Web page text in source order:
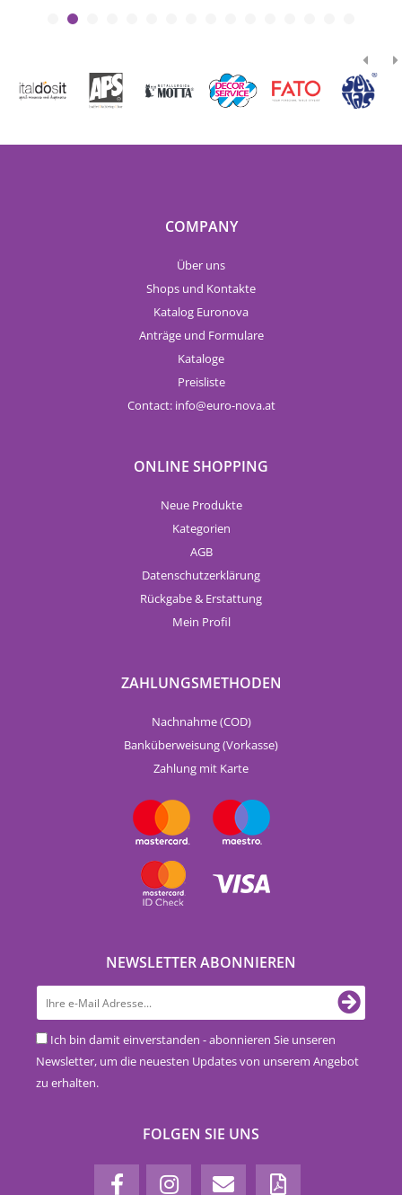
COMPANY
Über uns
Shops und Kontakte
Katalog Euronova
Anträge und Formulare
Kataloge
Preisliste
Contact: info euro-nova.at
ONLINE SHOPPING
Neue Produkte
Kategorien
AGB
Datenschutzerklärung
Rückgabe & Erstattung
Mein Profil
ZAHLUNGSMETHODEN
Nachnahme (COD)
Banküberweisung (Vorkasse)
Zahlung mit Karte
NEWSLETTER ABONNIEREN
Ich bin damit einverstanden - abonnieren Sie unseren
Newsletter, um die neuesten Updates von unserem Angebot
zu erhalten.
FOLGEN SIE UNS